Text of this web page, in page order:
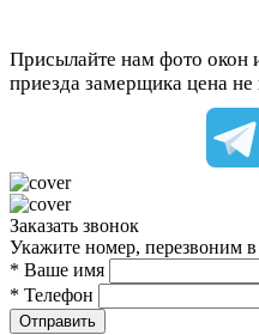
Присылайте нам фото окон
приезда замерщика цена не
Заказать звонок
Укажите номер, перезвоним
* Ваше имя
* Телефон
Отправить